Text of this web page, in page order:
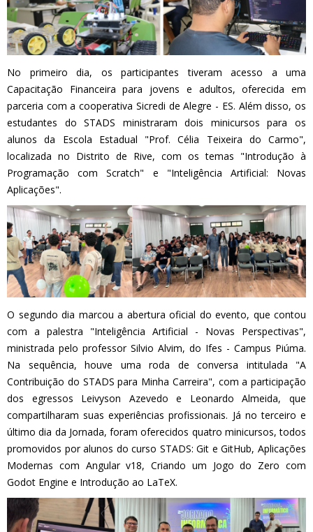
No primeiro dia, os participantes tiveram acesso a uma
Capacitação Financeira para jovens e adultos, oferecida em
parceria com a cooperativa Sicredi de Alegre - ES. Além disso, os
estudantes do STADS ministraram dois minicursos para os
alunos da Escola Estadual "Prof. Célia Teixeira do Carmo",
localizada no Distrito de Rive, com os temas "Introdução à
Programação com Scratch" e "Inteligência Artificial: Novas
Aplicações".
O segundo dia marcou a abertura oficial do evento, que contou
com a palestra "Inteligência Artificial - Novas Perspectivas",
ministrada pelo professor Silvio Alvim, do Ifes - Campus Piúma.
Na sequência, houve uma roda de conversa intitulada "A
Contribuição do STADS para Minha Carreira", com a participação
dos egressos Leivyson Azevedo e Leonardo Almeida, que
compartilharam suas experiências profissionais. Já no terceiro e
último dia da Jornada, foram oferecidos quatro minicursos, todos
promovidos por alunos do curso STADS: Git e GitHub, Aplicações
Modernas com Angular v18, Criando um Jogo do Zero com
Godot Engine e Introdução ao LaTeX.